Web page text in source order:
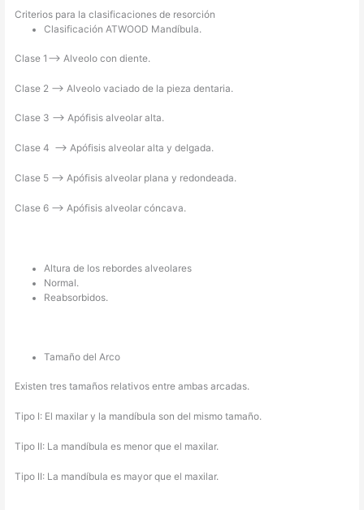
Criterios para la clasificaciones de resorción
Clasificación ATWOOD Mandíbula.
Clase 1–> Alveolo con diente.
Clase 2 –> Alveolo vaciado de la pieza dentaria.
Clase 3 –> Apófisis alveolar alta.
Clase 4 –> Apófisis alveolar alta y delgada.
Clase 5 –> Apófisis alveolar plana y redondeada.
Clase 6 –> Apófisis alveolar cóncava.
Altura de los rebordes alveolares
Normal.
Reabsorbidos.
Tamaño del Arco
Existen tres tamaños relativos entre ambas arcadas.
Tipo I: El maxilar y la mandíbula son del mismo tamaño.
Tipo II: La mandíbula es menor que el maxilar.
Tipo II: La mandíbula es mayor que el maxilar.